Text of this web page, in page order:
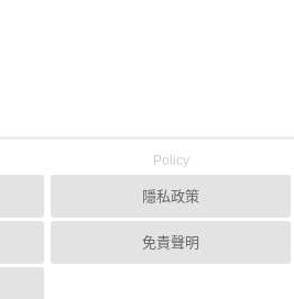
Policy
隱私政策
免責聲明